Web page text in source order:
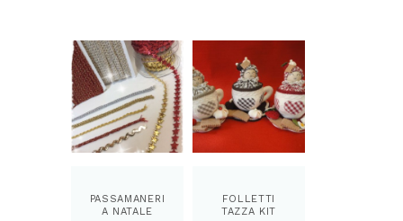
PASSAMANERI
A NATALE
FOLLETTI
TAZZA KIT